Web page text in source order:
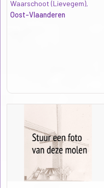
Waarschoot (Lievegem),
Oost-Vlaanderen